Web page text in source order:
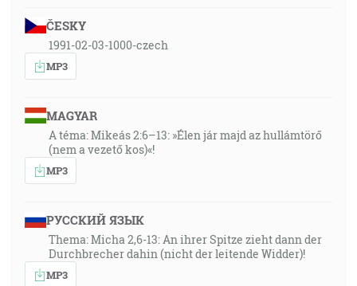
ČESKY
1991-02-03-1000-czech
MP3
MAGYAR
A téma: Mikeás 2:6–13: »Élen jár majd az hullámtörő
(nem a vezető kos)«!
MP3
РУССКИЙ ЯЗЫК
Thema: Micha 2,6-13: An ihrer Spitze zieht dann der
Durchbrecher dahin (nicht der leitende Widder)!
MP3